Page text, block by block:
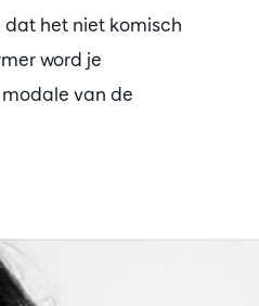
dat het niet komisch
word je
van de